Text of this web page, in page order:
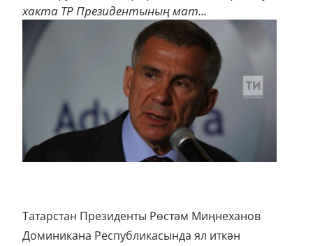
хакта ТР Президентының мат...
Татарстан Президенты Рөстәм Миңнеханов
Доминикана Республикасында ял иткән